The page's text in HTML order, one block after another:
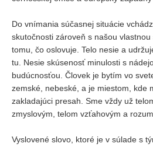
Do vnímania súčasnej situácie
skutočnosti zároveň s našou
tomu, čo oslovuje. Telo nesie a
tu. Nesie skúsenosť minulosti s
budúcnosťou. Človek je bytím vo
zemské, nebeské, a je miestom, kde
zakladajúci presah. Sme vždy už
zmyslovým, telom vzťahovým a
Vyslovené slovo, ktoré je v súlade s